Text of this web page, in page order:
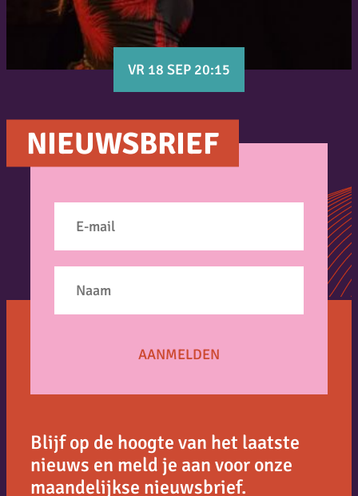
VR 18 SEP 20:15
NIEUWSBRIEF
Blijf op de hoogte van het laatste
nieuws en meld je aan voor onze
maandelijkse nieuwsbrief.